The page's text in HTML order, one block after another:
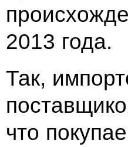
2013 года.
Так,
что